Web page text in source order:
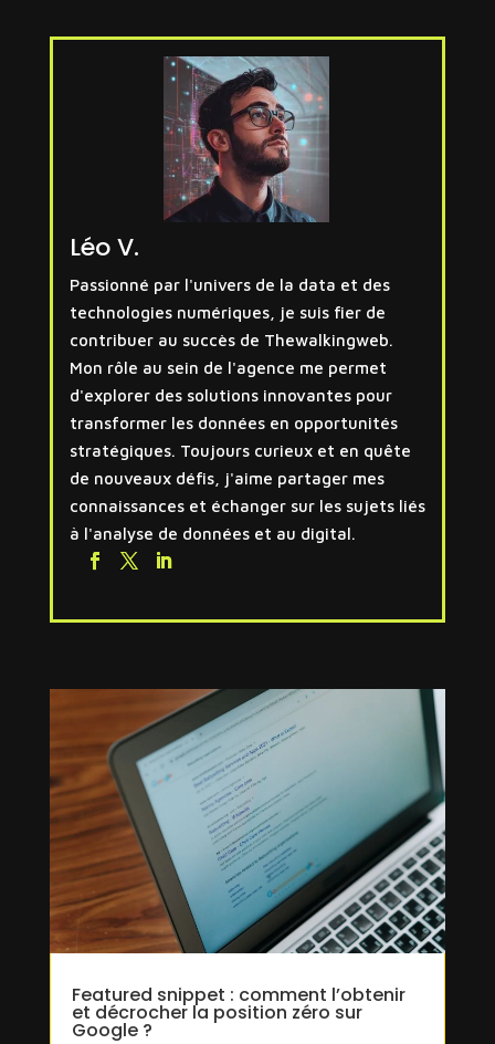
Léo V.
Passionné par l'univers de la data et des
technologies numériques, je suis fier de
contribuer au succès de Thewalkingweb.
Mon rôle au sein de l'agence me permet
d'explorer des solutions innovantes pour
transformer les données en opportunités
stratégiques. Toujours curieux et en quête
de nouveaux défis, j'aime partager mes
connaissances et échanger sur les sujets liés
à l'analyse de données et au digital.
Featured snippet : comment l’obtenir
et décrocher la position zéro sur
Google ?